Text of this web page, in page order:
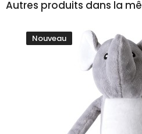
Autres produits dans la
Nouveau